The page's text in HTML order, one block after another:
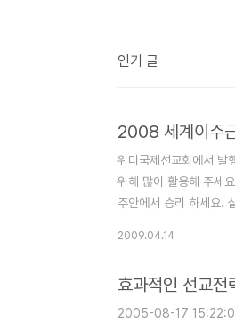
인기 글
2008 세계이주
위디국제선교회에서
위해 많이 활용해 주세
주안에서 승리 하세요.
2009.04.14
효과적인 선교전
2005-08-17 15:22:05